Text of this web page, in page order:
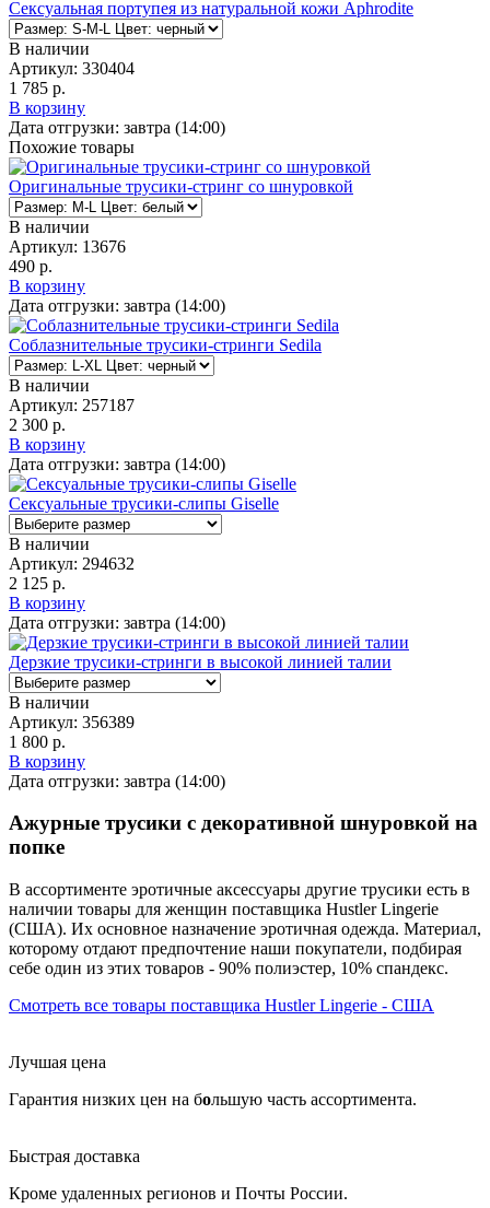
Сексуальная портупея из натуральной кожи Aphrodite
В наличии
Артикул: 330404
1 785 р.
В корзину
Дата отгрузки: завтра (14:00)
Похожие товары
Оригинальные трусики-стринг со шнуровкой
В наличии
Артикул: 13676
490 р.
В корзину
Дата отгрузки: завтра (14:00)
Соблазнительные трусики-стринги Sedila
В наличии
Артикул: 257187
2 300 р.
В корзину
Дата отгрузки: завтра (14:00)
Сексуальные трусики-слипы Giselle
В наличии
Артикул: 294632
2 125 р.
В корзину
Дата отгрузки: завтра (14:00)
Дерзкие трусики-стринги в высокой линией талии
В наличии
Артикул: 356389
1 800 р.
В корзину
Дата отгрузки: завтра (14:00)
Ажурные трусики с декоративной шнуровкой на
попке
В ассортименте эротичные аксессуары другие трусики есть в
наличии товары для женщин поставщика Hustler Lingerie
(США). Их основное назначение эротичная одежда. Материал,
которому отдают предпочтение наши покупатели, подбирая
себе один из этих товаров - 90% полиэстер, 10% спандекс.
Смотреть все товары поставщика Hustler Lingerie - США
Лучшая цена
Гарантия низких цен на большую часть ассортимента.
Быстрая доставка
Кроме удаленных регионов и Почты России.